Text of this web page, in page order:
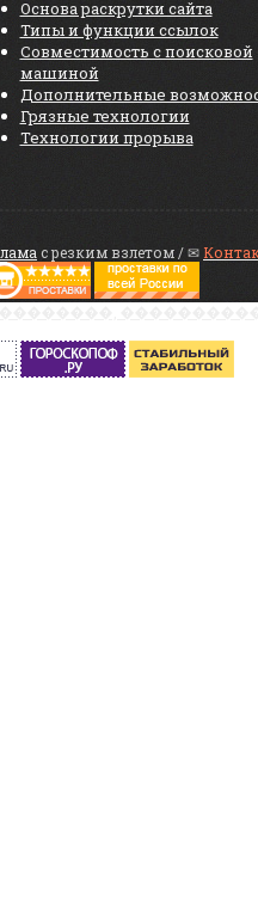
Основа раскрутки сайта
Типы и функции ссылок
Совместимость с поисковой
машиной
Дополнительные
Грязные технологии
Технологии прорыва
с резким взлетом / ✉